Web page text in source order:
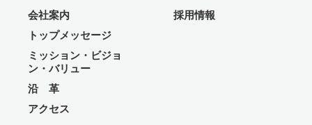
会社案内
トップメッセージ
ミッション・ビジョ
ン・バリュー
沿 革
アクセス
採用情報